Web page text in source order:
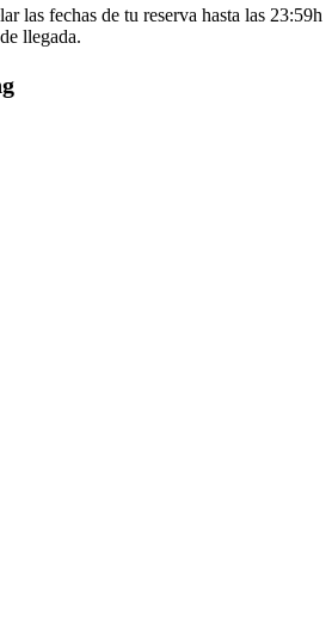
las fechas de tu reserva hasta las 23:59h
llegada.